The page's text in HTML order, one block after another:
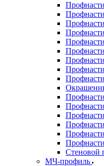
Стеновой
МЧ-профиль